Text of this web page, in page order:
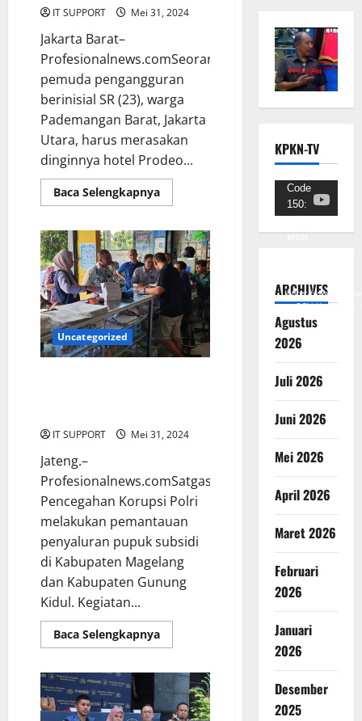
IT SUPPORT Mei 31, 2024
Jakarta Barat–
Profesionalnews.comSeorang
pemuda pengangguran
berinisial SR (23), warga
Pademangan Barat, Jakarta
Utara, harus merasakan
dinginnya hotel Prodeo...
Baca Selengkapnya
Uncategorized
IT SUPPORT Mei 31, 2024
Jateng.–
Profesionalnews.comSatgassus
Pencegahan Korupsi Polri
melakukan pemantauan
penyaluran pupuk subsidi
di Kabupaten Magelang
dan Kabupaten Gunung
Kidul. Kegiatan...
Baca Selengkapnya
KPKN-TV
Pemutar
Video
Code
150:
error.
https://
ARCHIVES
Agustus
2026
Juli 2026
Juni 2026
Mei 2026
April 2026
Maret 2026
Februari
2026
Januari
2026
Desember
2025